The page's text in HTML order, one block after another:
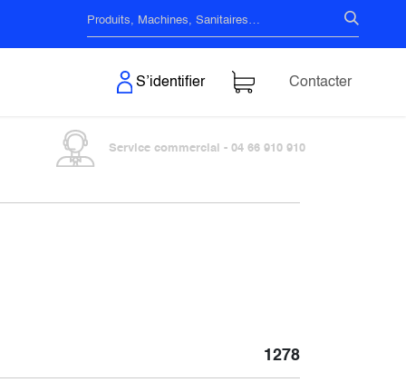
S’identifier Contacter
Service commercial - 04 66 910 910
1278